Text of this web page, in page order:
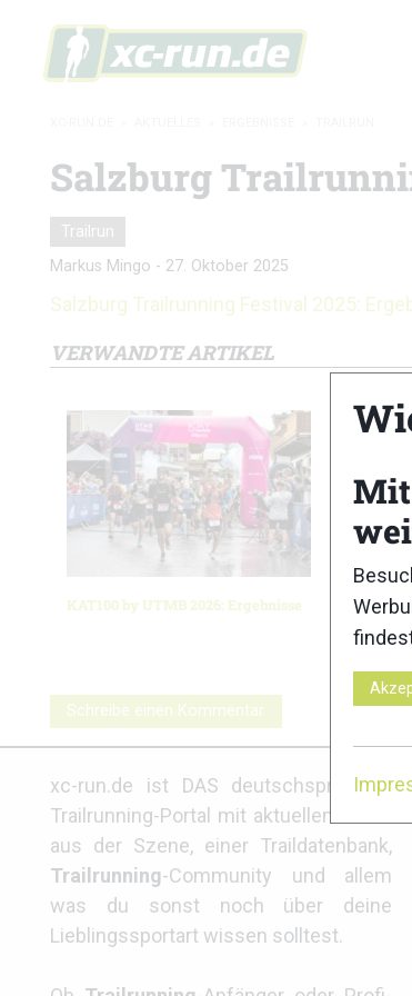
Salzburg
Trailrun
Markus Mingo - 27. Oktober 2025
Salzburg Trailrunning Festival 2025:
VERWANDTE ARTIKEL
KAT100 by UTMB 2026: Ergebnisse
Schreibe einen Kommentar
xc-run.de ist DAS deutschsprachige
Trailrunning-Portal mit aktuellen News
aus der Szene, einer Traildatenbank,
Trailrunning-Community und allem
was du sonst noch über deine
Lieblingssportart wissen solltest.